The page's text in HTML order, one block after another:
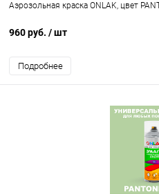
Аэрозольная краска ONLAK, цвет
960 руб. / шт
Подробнее